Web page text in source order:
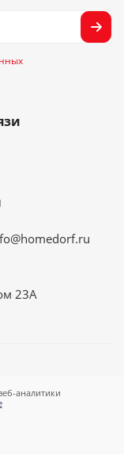
аналитики
23А
подарки для